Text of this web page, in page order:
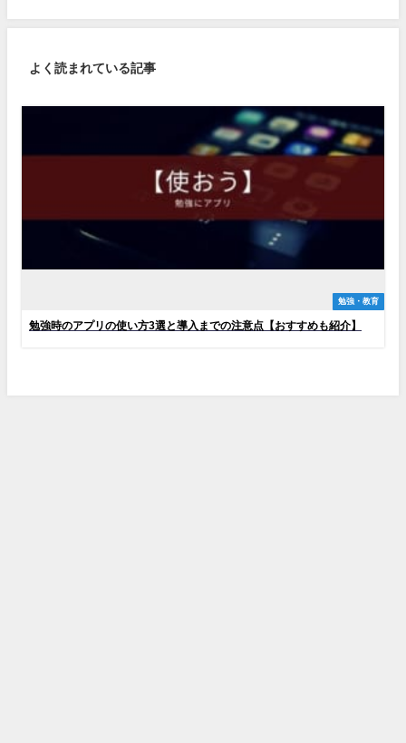
よく読まれている記事
勉強・教育
勉強時のアプリの使い方3選と導入までの注意点【おすすめも紹介】